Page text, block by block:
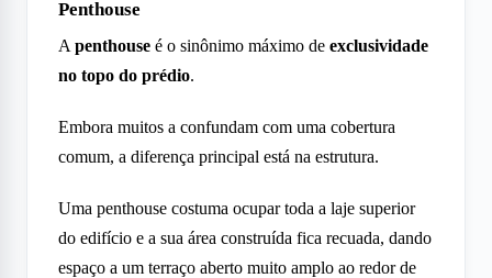
Penthouse
A penthouse é o sinônimo máximo de exclusividade
no topo do prédio.
Embora muitos a confundam com uma cobertura
comum, a diferença principal está na estrutura.
Uma penthouse costuma ocupar toda a laje superior
do edifício e a sua área construída fica recuada, dando
espaço a um terraço aberto muito amplo ao redor de